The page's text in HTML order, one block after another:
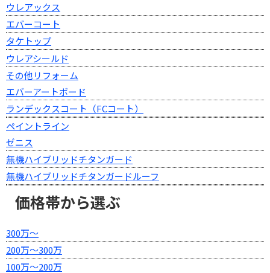
ウレアックス
エバーコート
タケトップ
ウレアシールド
その他リフォーム
エバーアートボード
ランデックスコート（FCコート）
ペイントライン
ゼニス
無機ハイブリッドチタンガード
無機ハイブリッドチタンガードルーフ
価格帯から選ぶ
300万～
200万～300万
100万～200万